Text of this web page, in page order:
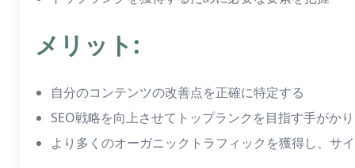
メリット:
自分のコンテンツの改善点を正確に特定する
SEO戦略を向上させてトップランクを目指す手がか
より多くのオーガニックトラフィックを獲得し、サ